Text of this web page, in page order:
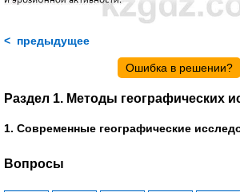
< предыдущее
Ошибка в решении?
Раздел 1. Методы географических
1. Современные географические
Вопросы